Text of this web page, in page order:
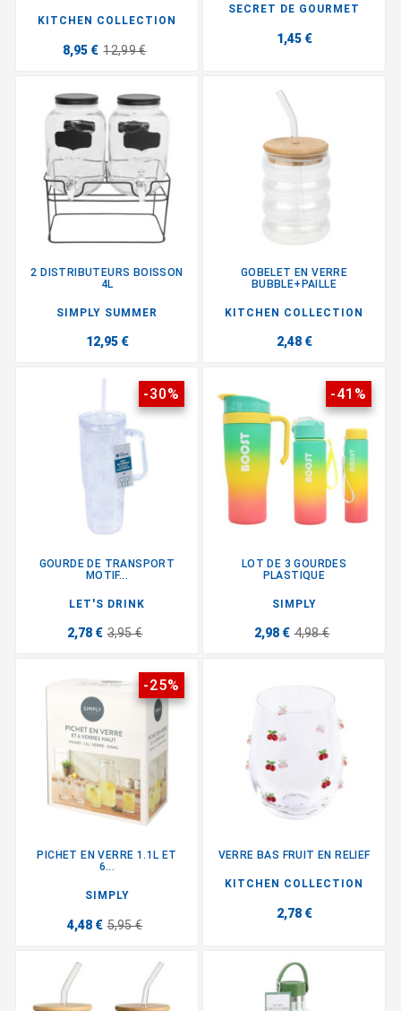
KITCHEN COLLECTION
8,95 € 12,99 €
SECRET DE GOURMET
1,45 €
2 DISTRIBUTEURS BOISSON
4L
SIMPLY SUMMER
12,95 €
GOBELET EN VERRE
BUBBLE+PAILLE
KITCHEN COLLECTION
2,48 €
-30%
GOURDE DE TRANSPORT
MOTIF...
LET'S DRINK
2,78 € 3,95 €
-41%
LOT DE 3 GOURDES
PLASTIQUE
SIMPLY
2,98 € 4,98 €
-25%
PICHET EN VERRE 1.1L ET
6...
SIMPLY
4,48 € 5,95 €
VERRE BAS FRUIT EN RELIEF
KITCHEN COLLECTION
2,78 €